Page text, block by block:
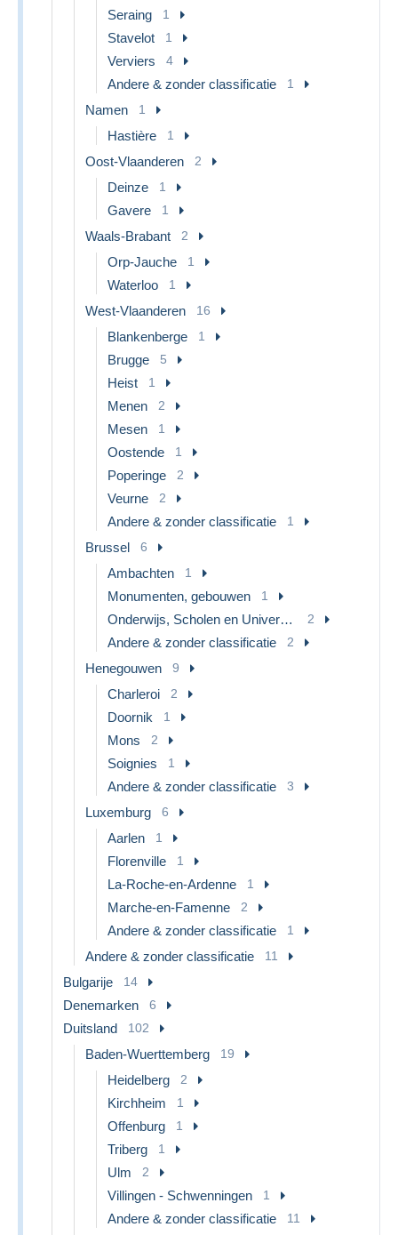
Seraing 1
Stavelot 1
Verviers 4
Andere & zonder classificatie 1
Namen 1
Hastière 1
Oost-Vlaanderen 2
Deinze 1
Gavere 1
Waals-Brabant 2
Orp-Jauche 1
Waterloo 1
West-Vlaanderen 16
Blankenberge 1
Brugge 5
Heist 1
Menen 2
Mesen 1
Oostende 1
Poperinge 2
Veurne 2
Andere & zonder classificatie 1
Brussel 6
Ambachten 1
Monumenten, gebouwen 1
Onderwijs, Scholen en Universiteiten 2
Andere & zonder classificatie 2
Henegouwen 9
Charleroi 2
Doornik 1
Mons 2
Soignies 1
Andere & zonder classificatie 3
Luxemburg 6
Aarlen 1
Florenville 1
La-Roche-en-Ardenne 1
Marche-en-Famenne 2
Andere & zonder classificatie 1
Andere & zonder classificatie 11
Bulgarije 14
Denemarken 6
Duitsland 102
Baden-Wuerttemberg 19
Heidelberg 2
Kirchheim 1
Offenburg 1
Triberg 1
Ulm 2
Villingen - Schwenningen 1
Andere & zonder classificatie 11